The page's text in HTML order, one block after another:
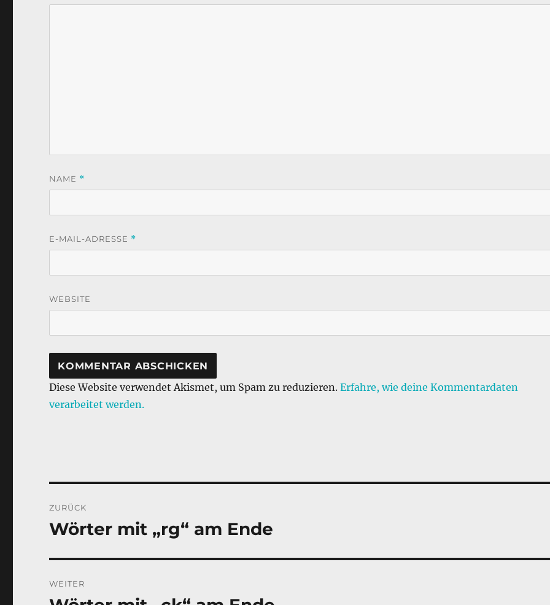
NAME *
E-MAIL-ADRESSE *
WEBSITE
Diese Website verwendet Akismet, um Spam zu reduzieren.Erfahre, wie deine Kommentardaten
verarbeitet werden.
ZURÜCK
Vorheriger
Wörter mit „rg“ am Ende
WEITER
Nächster